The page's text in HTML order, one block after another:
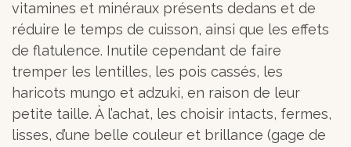
vitamines et minéraux présents dedans et de
réduire le temps de cuisson, ainsi que les effets
de flatulence. Inutile cependant de faire
tremper les lentilles, les pois cassés, les
haricots mungo et adzuki, en raison de leur
petite taille. À l’achat, les choisir intacts, fermes,
lisses, d’une belle couleur et brillance (gage de